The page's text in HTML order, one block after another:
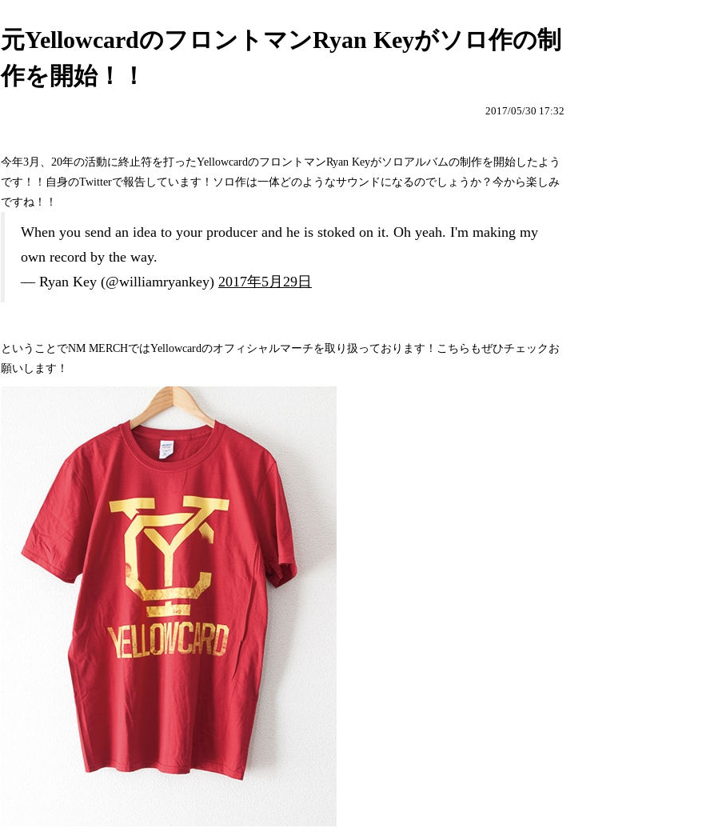
元YellowcardのフロントマンRyan Keyがソロ作の制
作を開始！！
2017/05/30 17:32
今年3月、20年の活動に終止符を打ったYellowcardのフロントマンRyan Keyがソロアルバムの制作を開始したよう
です！！自身のTwitterで報告しています！ソロ作は一体どのようなサウンドになるのでしょうか？今から楽しみ
ですね！！
When you send an idea to your producer and he is stoked on it. Oh yeah. I'm making my
own record by the way.
— Ryan Key (@williamryankey) 2017年5月29日
ということでNM MERCHではYellowcardのオフィシャルマーチを取り扱っております！こちらもぜひチェックお
願いします！